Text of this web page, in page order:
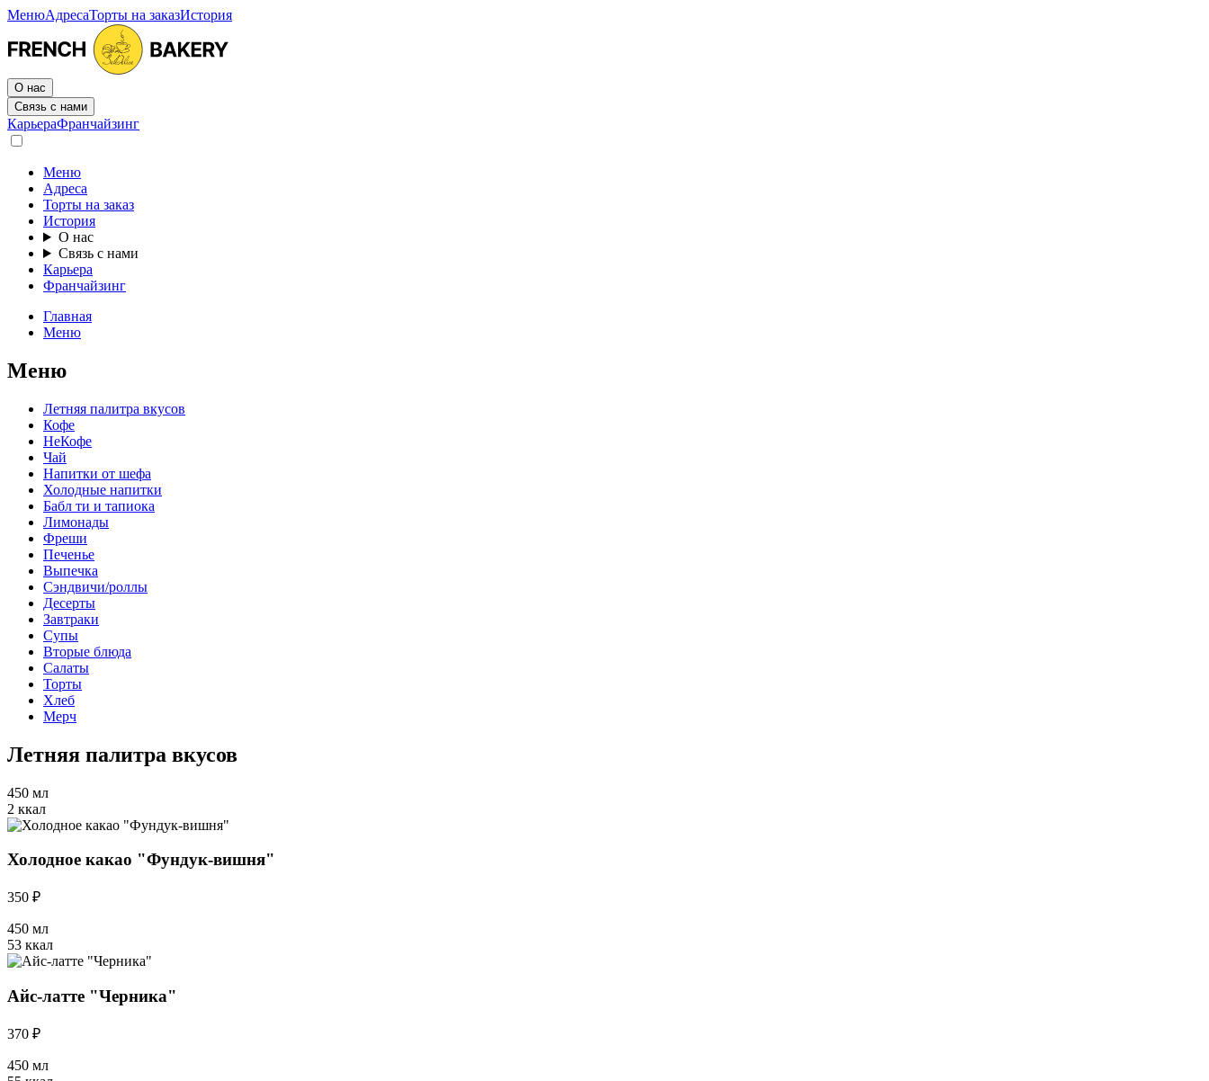
МенюАдресаТорты на заказИстория
О нас
Связь с нами
КарьераФранчайзинг
Меню
Адреса
Торты на заказ
История
О нас
Связь с нами
Карьера
Франчайзинг
Главная
Меню
Меню
Летняя палитра вкусов
Кофе
НеКофе
Чай
Напитки от шефа
Холодные напитки
Бабл ти и тапиока
Лимонады
Фреши
Печенье
Выпечка
Сэндвичи/роллы
Десерты
Завтраки
Супы
Вторые блюда
Салаты
Торты
Хлеб
Мерч
Летняя палитра вкусов
450 мл
2 ккал
Холодное какао "Фундук-вишня"
350 ₽
450 мл
53 ккал
Айс-латте "Черника"
370 ₽
450 мл